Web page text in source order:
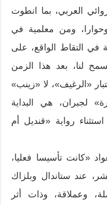
العربي، بما انطوت
ومن معلمية في
في التقاط الواقع، على
لنا، بعد هذا الزمن
«الرغيف»، لا «زينب»
لجبران، هي البداية
استثناء رواية «قنديل أم
«كانت تأسيسا فعليا،
عند ستاندال وبلزاك
وعملاقة، وذات أثر